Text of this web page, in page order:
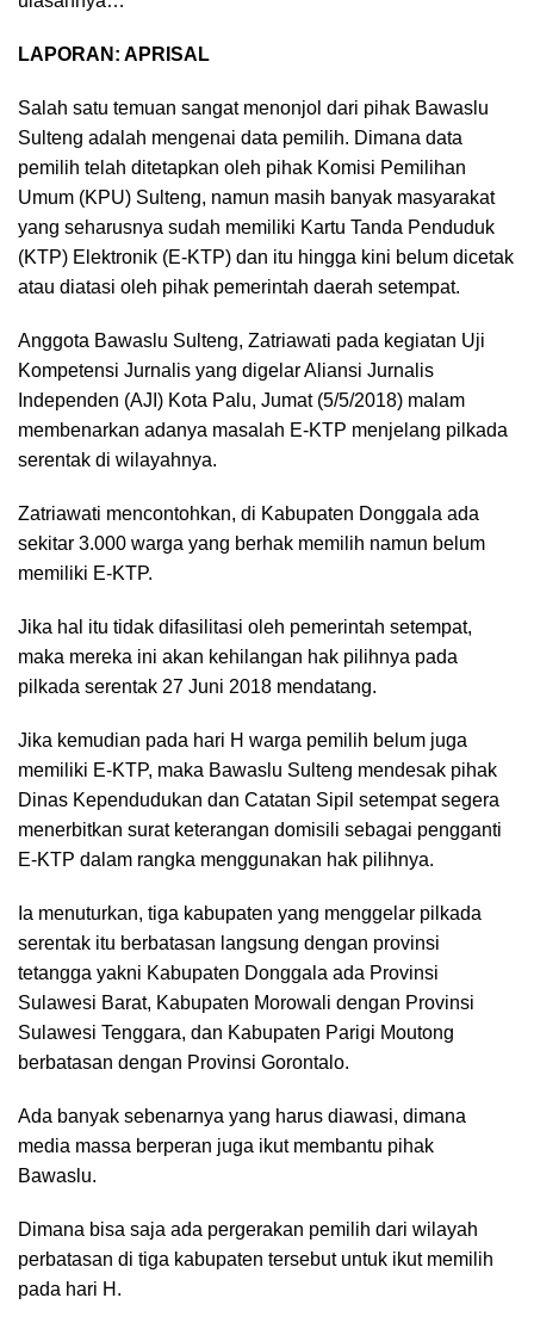
LAPORAN: APRISAL
Salah satu temuan sangat menonjol dari pihak Bawaslu
Sulteng adalah mengenai data pemilih. Dimana data
pemilih telah ditetapkan oleh pihak Komisi Pemilihan
Umum (KPU) Sulteng, namun masih banyak masyarakat
yang seharusnya sudah memiliki Kartu Tanda Penduduk
(KTP) Elektronik (E-KTP) dan itu hingga kini belum dicetak
atau diatasi oleh pihak pemerintah daerah setempat.
Anggota Bawaslu Sulteng, Zatriawati pada kegiatan Uji
Kompetensi Jurnalis yang digelar Aliansi Jurnalis
Independen (AJI) Kota Palu, Jumat (5/5/2018) malam
membenarkan adanya masalah E-KTP menjelang pilkada
serentak di wilayahnya.
Zatriawati mencontohkan, di Kabupaten Donggala ada
sekitar 3.000 warga yang berhak memilih namun belum
memiliki E-KTP.
Jika hal itu tidak difasilitasi oleh pemerintah setempat,
maka mereka ini akan kehilangan hak pilihnya pada
pilkada serentak 27 Juni 2018 mendatang.
Jika kemudian pada hari H warga pemilih belum juga
memiliki E-KTP, maka Bawaslu Sulteng mendesak pihak
Dinas Kependudukan dan Catatan Sipil setempat segera
menerbitkan surat keterangan domisili sebagai pengganti
E-KTP dalam rangka menggunakan hak pilihnya.
Ia menuturkan, tiga kabupaten yang menggelar pilkada
serentak itu berbatasan langsung dengan provinsi
tetangga yakni Kabupaten Donggala ada Provinsi
Sulawesi Barat, Kabupaten Morowali dengan Provinsi
Sulawesi Tenggara, dan Kabupaten Parigi Moutong
berbatasan dengan Provinsi Gorontalo.
Ada banyak sebenarnya yang harus diawasi, dimana
media massa berperan juga ikut membantu pihak
Bawaslu.
Dimana bisa saja ada pergerakan pemilih dari wilayah
perbatasan di tiga kabupaten tersebut untuk ikut memilih
pada hari H.